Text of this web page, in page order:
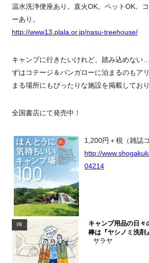
温水洗浄便座あり。直火OK。ペットOK。
ーあり。
http://www13.plala.or.jp/nasu-treehouse/
キャンプに行きたいけれど、踏み込めな
ずはコテージ＆バンガローに泊まるのもア
まる場所にもぴったりな施設を掲載しており
全国書店にて発売中！
1,200円＋税（雑誌
http://
04214
PR
キャンプ用品の日々
棒は『ヤシノミ洗剤』
サラヤ